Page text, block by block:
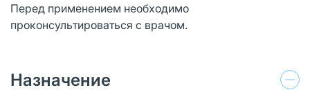
Перед применением необходимо
проконсультироваться с врачом.
Назначение